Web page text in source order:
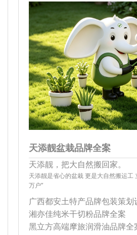
天添靓盆栽品牌全案
天添靓，把大自然搬回家。
天添靓是省心的盆栽 更是大自然搬运工
万户”
广西都安土特产品牌包装策划
湘亦佳纯米干切粉品牌全案
黑立方高端摩旅润滑油品牌全